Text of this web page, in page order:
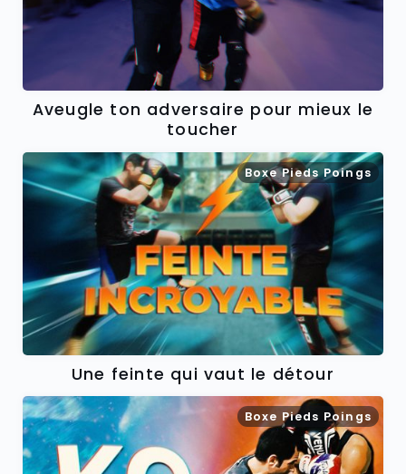
Aveugle ton adversaire pour mieux le
toucher
Boxe Pieds Poings
Une feinte qui vaut le détour
Boxe Pieds Poings